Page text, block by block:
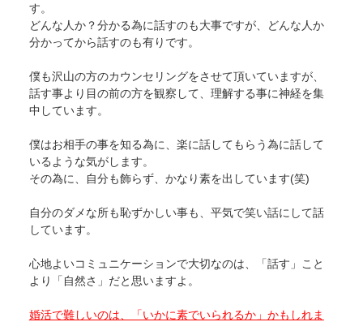
す。
どんな人か？分かる為に話すのも大事ですが、どんな人か
分かってから話すのも有りです。
僕も沢山の方のカウンセリングをさせて頂いていますが、
話す事より目の前の方を観察して、理解する事に神経を集
中しています。
僕はお相手の事を知る為に、楽に話してもらう為に話して
いるような気がします。
その為に、自分も飾らず、かなり素を出しています(笑)
自分のダメな所も恥ずかしい事も、平気で笑い話にして話
しています。
心地よいコミュニケーションで大切なのは、「話す」こと
より「自然さ」だと思いますよ。
婚活で難しいのは、「いかに素でいられるか」かもしれま